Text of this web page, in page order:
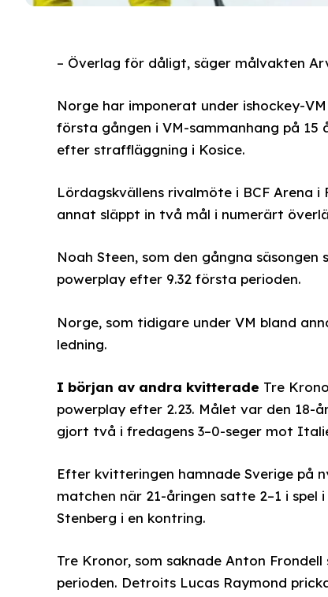
– Överlag för dåligt, säger målvakten
Norge har imponerat under ishockey-
första gången i VM-sammanhang på 15
efter straffläggning i Kosice.
Lördagskvällens rivalmöte i BCF Arena
annat släppt in två mål i numerärt
Noah Steen, som den gångna
powerplay efter 9.32 första perioden.
Norge, som tidigare under VM bland
ledning.
I början av andra kvitterade Tre
powerplay efter 2.23. Målet var den
gjort två i fredagens 3–0-seger mot
Efter kvitteringen hamnade Sverige på
matchen när 21-åringen satte 2–1 i
Stenberg i en kontring.
Tre Kronor, som saknade Anton
perioden. Detroits Lucas Raymond